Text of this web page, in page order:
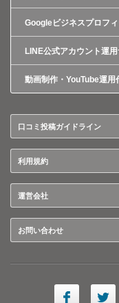
Googleビジネスプロフ
LINE公式アカウント運用
動画制作・YouTube運
口コミ投稿ガイドライン
利用規約
運営会社
お問い合わせ